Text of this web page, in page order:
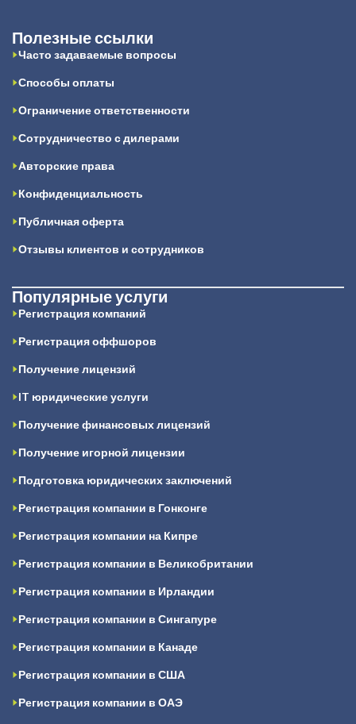
Полезные ссылки
Часто задаваемые вопросы
Способы оплаты
Ограничение ответственности
Сотрудничество с дилерами
Авторские права
Конфиденциальность
Публичная оферта
Отзывы клиентов и сотрудников
Популярные услуги
Регистрация компаний
Регистрация оффшоров
Получение лицензий
IT юридические услуги
Получение финансовых лицензий
Получение игорной лицензии
Подготовка юридических заключений
Регистрация компании в Гонконге
Регистрация компании на Кипре
Регистрация компании в Великобритании
Регистрация компании в Ирландии
Регистрация компании в Сингапуре
Регистрация компании в Канаде
Регистрация компании в США
Регистрация компании в ОАЭ